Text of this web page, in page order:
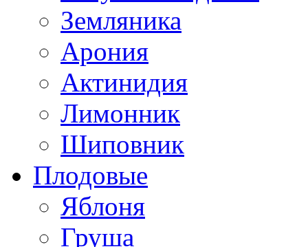
Земляника
Арония
Актинидия
Лимонник
Шиповник
Плодовые
Яблоня
Груша